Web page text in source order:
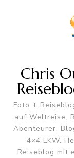
Chris
Foto +
auf Weltreise.
Abenteurer,
4×4 LKW.
Reiseblog mit